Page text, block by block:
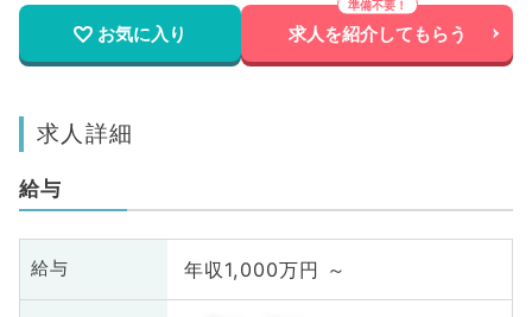
お気に入り 求人を紹介してもらう
求人詳細
給与
給与 年収1,000万円 ～